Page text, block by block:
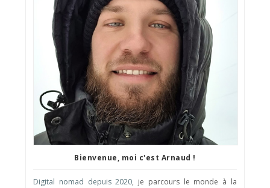
Bienvenue, moi c'est Arnaud !
Digital nomad depuis 2020, je parcours le monde à la